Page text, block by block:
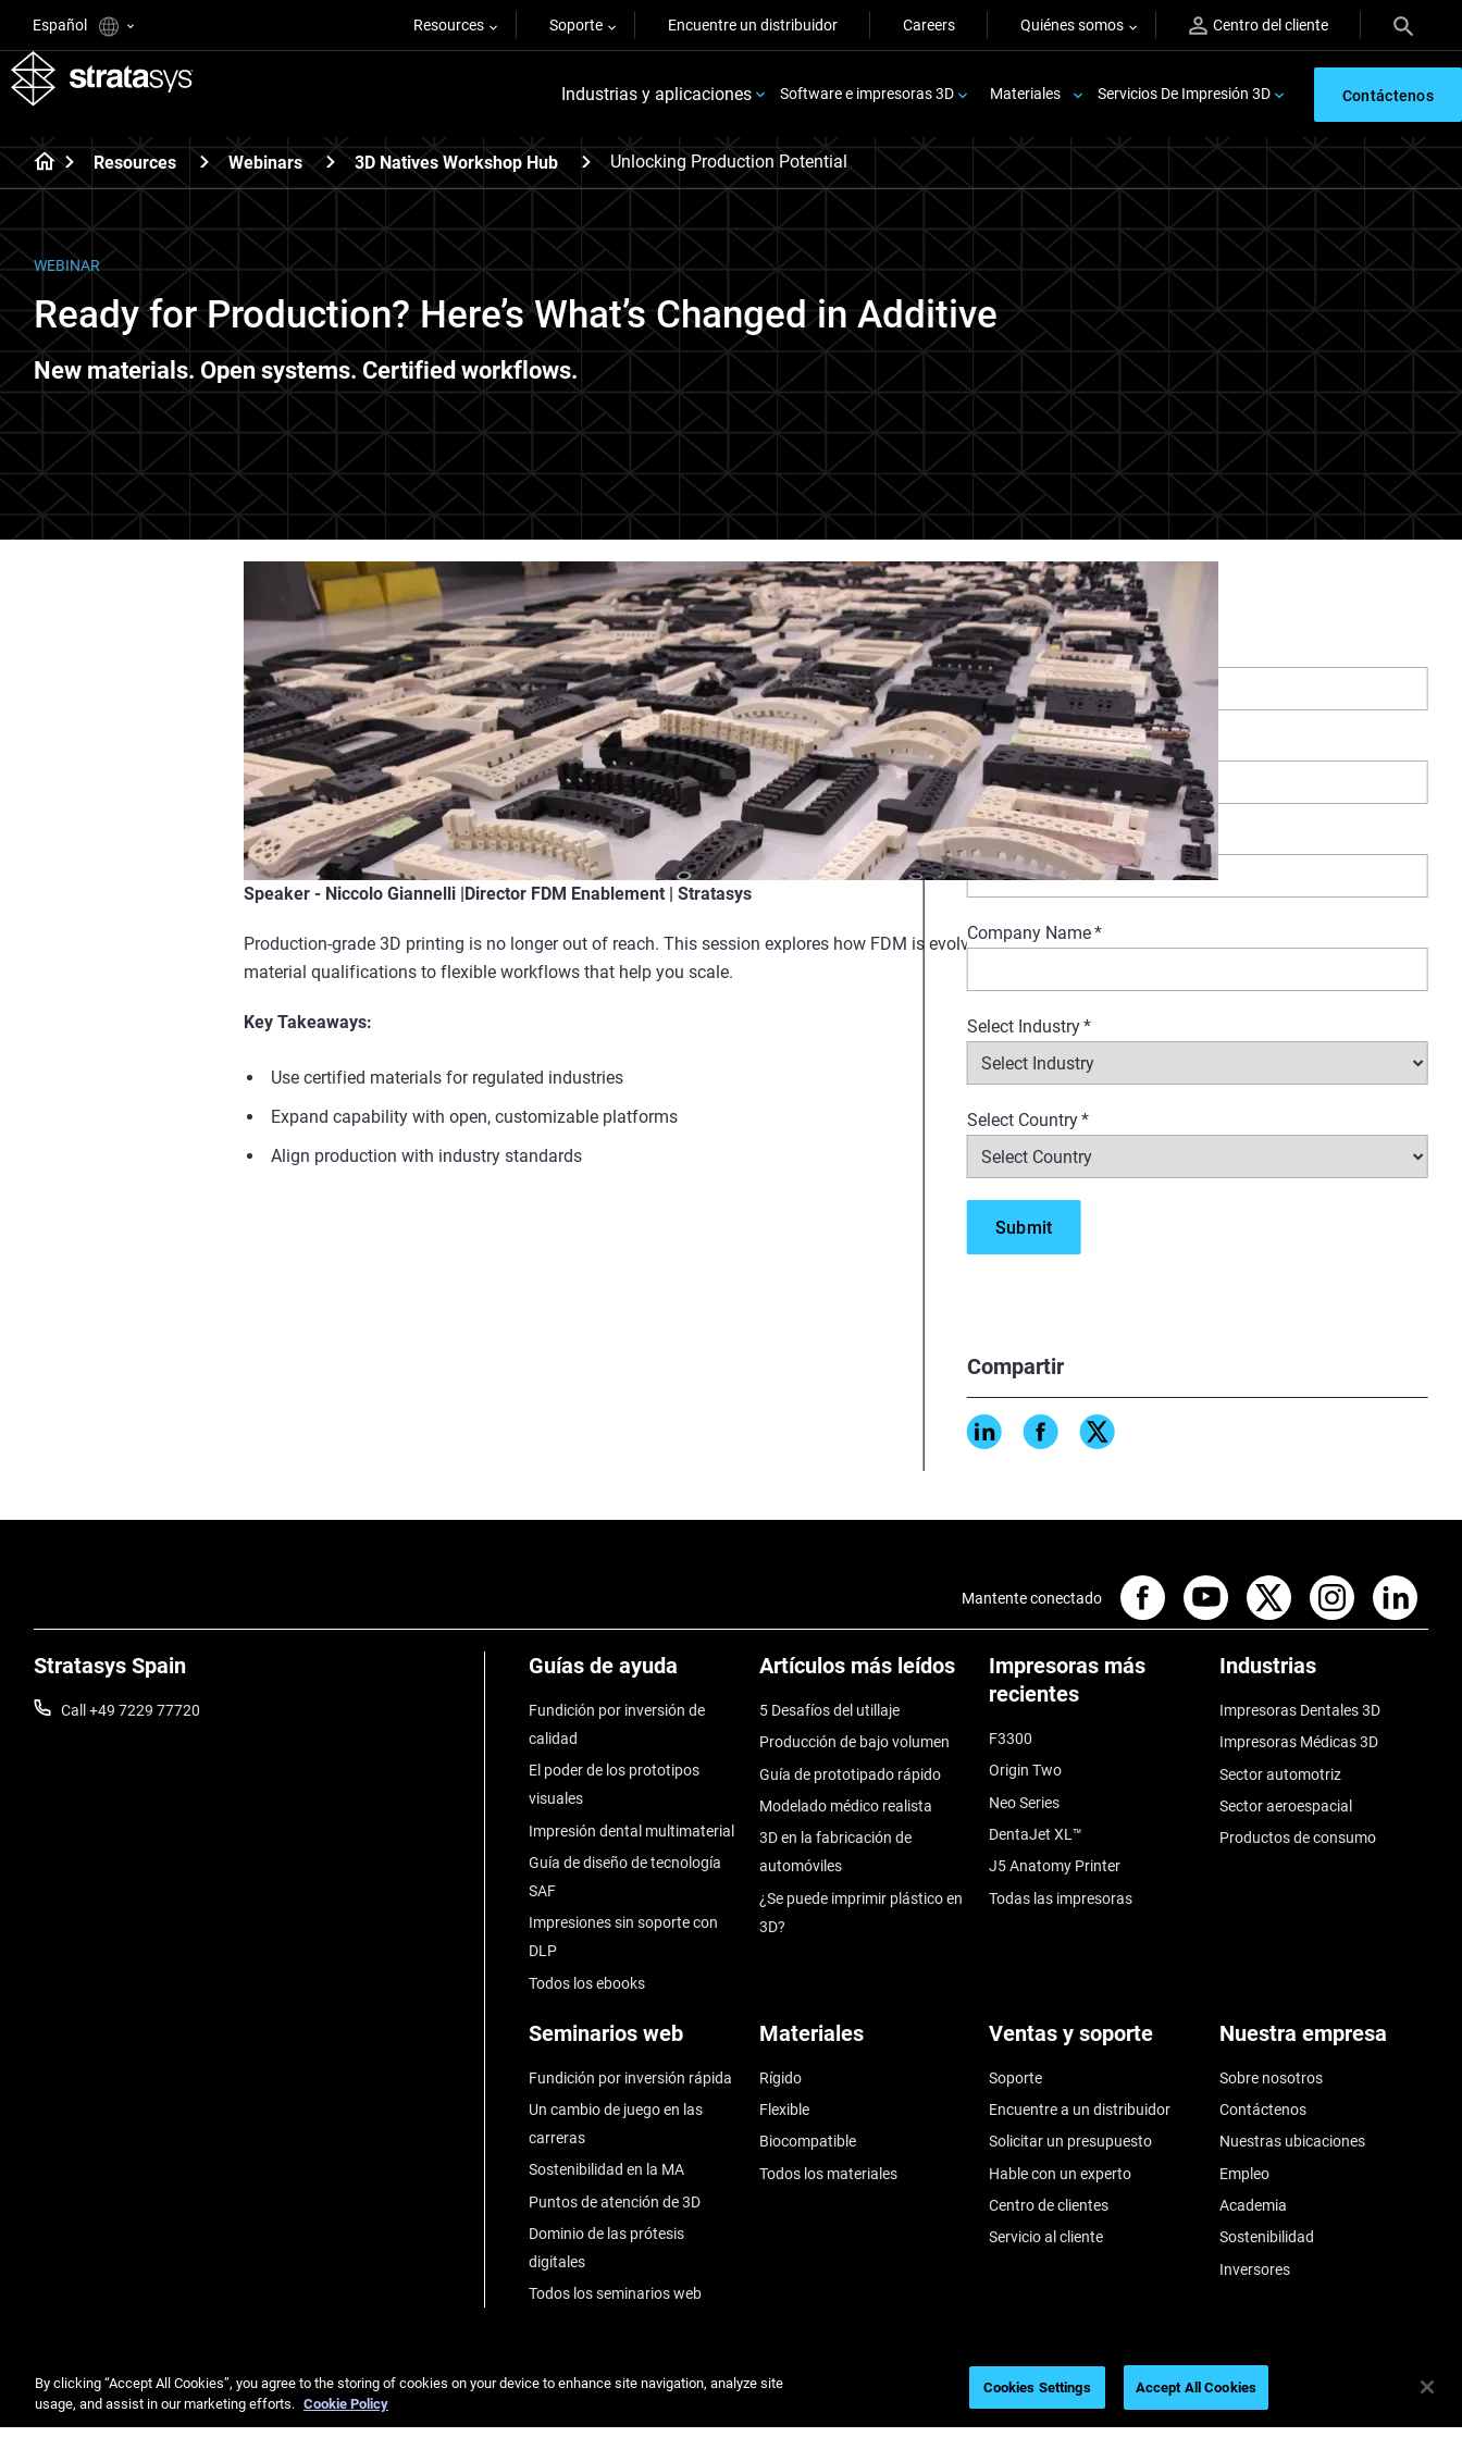
Español Resources Soporte Encuentre un distribuidor Careers Quiénes somos Centro del cliente
Industrias y aplicaciones Software e impresoras 3D Materiales Servicios De Impresión 3D Contáctenos
Resources Webinars 3D Natives Workshop Hub Unlocking Production Potential
WEBINAR
Ready for Production? Here’s What’s Changed in Additive
New materials. Open systems. Certified workflows.
Watch Now On-Demand
First Name*
Last Name*
Business Email*
Company Name*
Select Industry*
Select Country*
Compartir
Speaker - Niccolo Giannelli |Director FDM Enablement | Stratasys
Production-grade 3D printing is no longer out of reach. This session explores how FDM is evolving to meet industry needs, from
material qualifications to flexible workflows that help you scale.
Key Takeaways:
Use certified materials for regulated industries
Expand capability with open, customizable platforms
Align production with industry standards
Stratasys Spain
Call +49 7229 77720
Guías de ayuda
Fundición por inversión de
calidad
El poder de los prototipos
visuales
Impresión dental multimaterial
Guía de diseño de tecnología
SAF
Impresiones sin soporte con
DLP
Todos los ebooks
Artículos más leídos
5 Desafíos del utillaje
Producción de bajo volumen
Guía de prototipado rápido
Modelado médico realista
3D en la fabricación de
automóviles
¿Se puede imprimir plástico en
3D?
Impresoras más
recientes
F3300
Origin Two
Neo Series
DentaJet XL™
J5 Anatomy Printer
Todas las impresoras
Industrias
Impresoras Dentales 3D
Impresoras Médicas 3D
Sector automotriz
Sector aeroespacial
Productos de consumo
Seminarios web
Fundición por inversión rápida
Un cambio de juego en las
carreras
Sostenibilidad en la MA
Puntos de atención de 3D
Dominio de las prótesis
digitales
Todos los seminarios web
Materiales
Rígido
Flexible
Biocompatible
Todos los materiales
Ventas y soporte
Soporte
Encuentre a un distribuidor
Solicitar un presupuesto
Hable con un experto
Centro de clientes
Servicio al cliente
Nuestra empresa
Sobre nosotros
Contáctenos
Nuestras ubicaciones
Empleo
Academia
Sostenibilidad
Inversores
Mantente conectado
© Stratasys 2026 Legal information
By clicking “Accept All Cookies”, you agree to the storing of cookies on your device to enhance site navigation, analyze site
usage, and assist in our marketing efforts. Cookie Policy
Cookies Settings Accept All Cookies